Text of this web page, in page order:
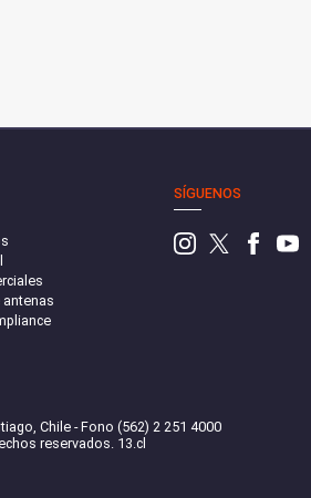
SÍGUENOS
Chile - Fono (562) 2 251 4000
reservados. 13.cl